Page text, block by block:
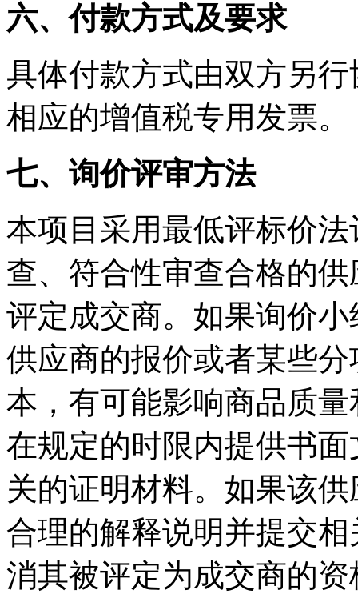
六、付款方式及要求
具体付款方式由双方另
相应的增值税专用发票。
七、询价评审方法
本项目采用最低评标价
查、符合性审查合格的
评定成交商。如果询价
供应商的报价或者某些
本，有可能影响商品质
在规定的时限内提供书
关的证明材料。如果该
合理的解释说明并提交
消其被评定为成交商的